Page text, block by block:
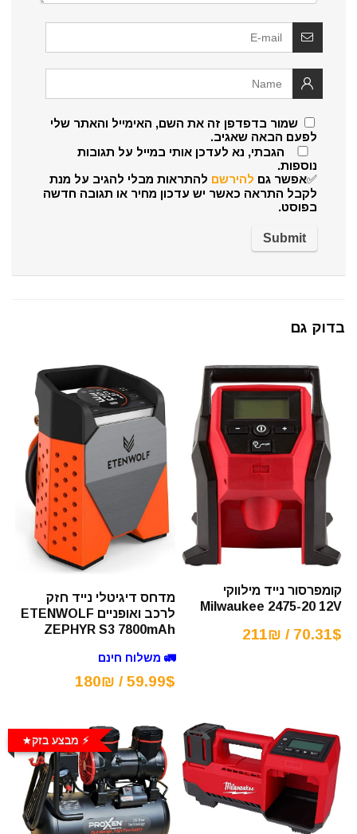
שמור בדפדפן זה את השם, האימייל והאתר שלי
לפעם הבאה שאגיב.
הגבתי, נא לעדכן אותי במייל על תגובות
נוספות.
✅אפשר גם להירשם להתראות מבלי להגיב על מנת
לקבל התראה כאשר יש עדכון מחיר או תגובה חדשה
בפוסט.
בדוק גם
קומפרסור נייד מילווקי
Milwaukee 2475-20 12V
70.31$ / 211₪
מדחס דיגיטלי נייד חזק
לרכב ואופניים ETENWOLF
ZEPHYR S3 7800mAh
🚛 משלוח חינם
59.99$ / 180₪
⚡️ מבצע בזק